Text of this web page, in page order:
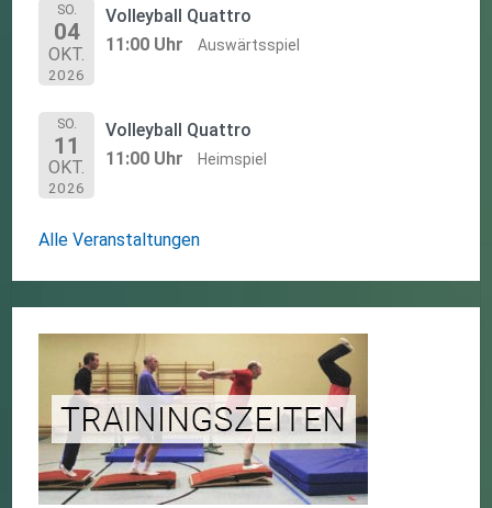
SO.
04
OKT.
2026
Volleyball Quattro
11:00 Uhr
Auswärtsspiel
SO.
11
OKT.
2026
Volleyball Quattro
11:00 Uhr
Heimspiel
Alle Veranstaltungen